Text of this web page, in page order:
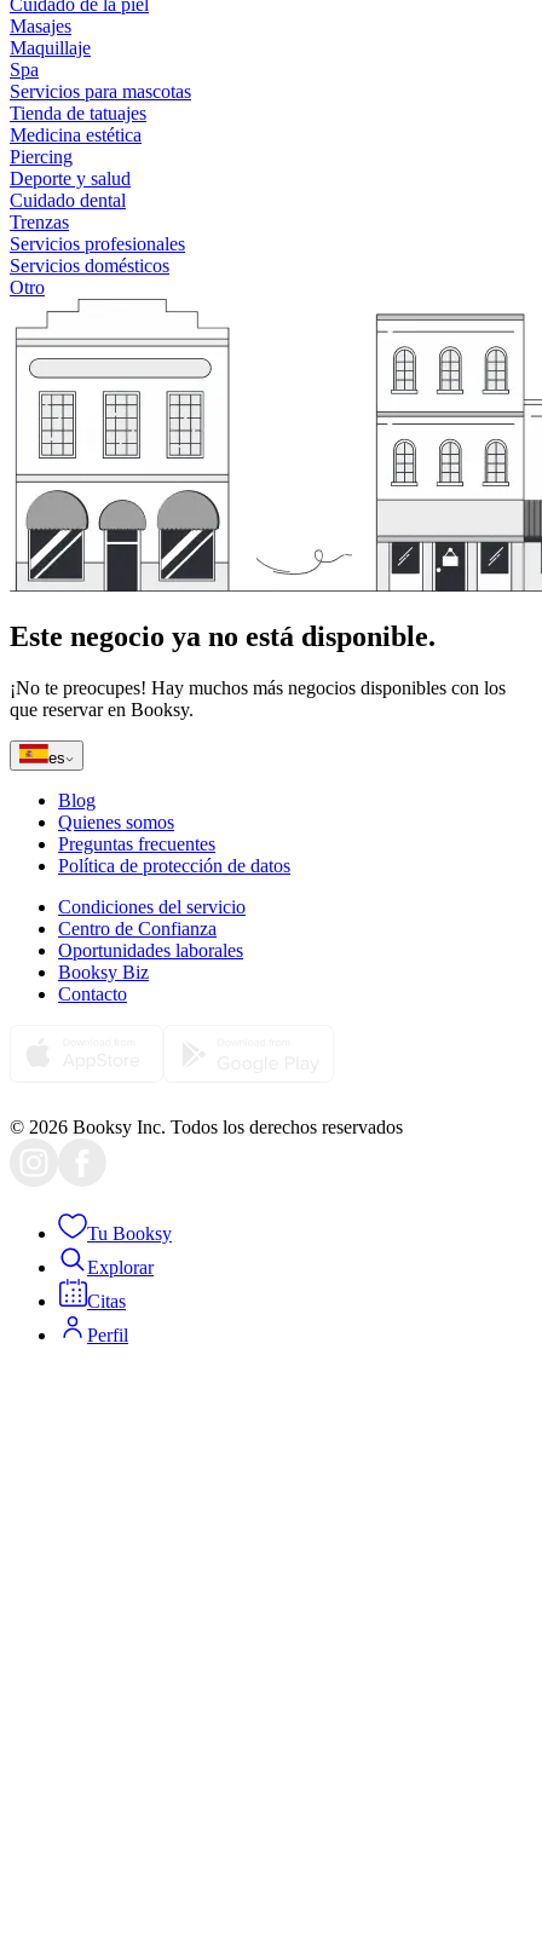
Cuidado de la piel
Masajes
Maquillaje
Spa
Servicios para mascotas
Tienda de tatuajes
Medicina estética
Piercing
Deporte y salud
Cuidado dental
Trenzas
Servicios profesionales
Servicios domésticos
Otro
Este negocio ya no está disponible.
¡No te preocupes! Hay muchos más negocios disponibles con los
que reservar en Booksy.
es
Blog
Quienes somos
Preguntas frecuentes
Política de protección de datos
Condiciones del servicio
Centro de Confianza
Oportunidades laborales
Booksy Biz
Contacto
© 2026 Booksy Inc. Todos los derechos reservados
Tu Booksy
Explorar
Citas
Perfil